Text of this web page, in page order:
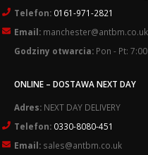
Telefon: 0161-971-2821
Email: manchester@antbm.co.uk
Godziny otwarcia: Pon - Pt:
ONLINE – DOSTAWA NEXT DAY
Adres: NEXT DAY DELIVERY
Telefon: 0330-8080-451
Email: sales@antbm.co.uk